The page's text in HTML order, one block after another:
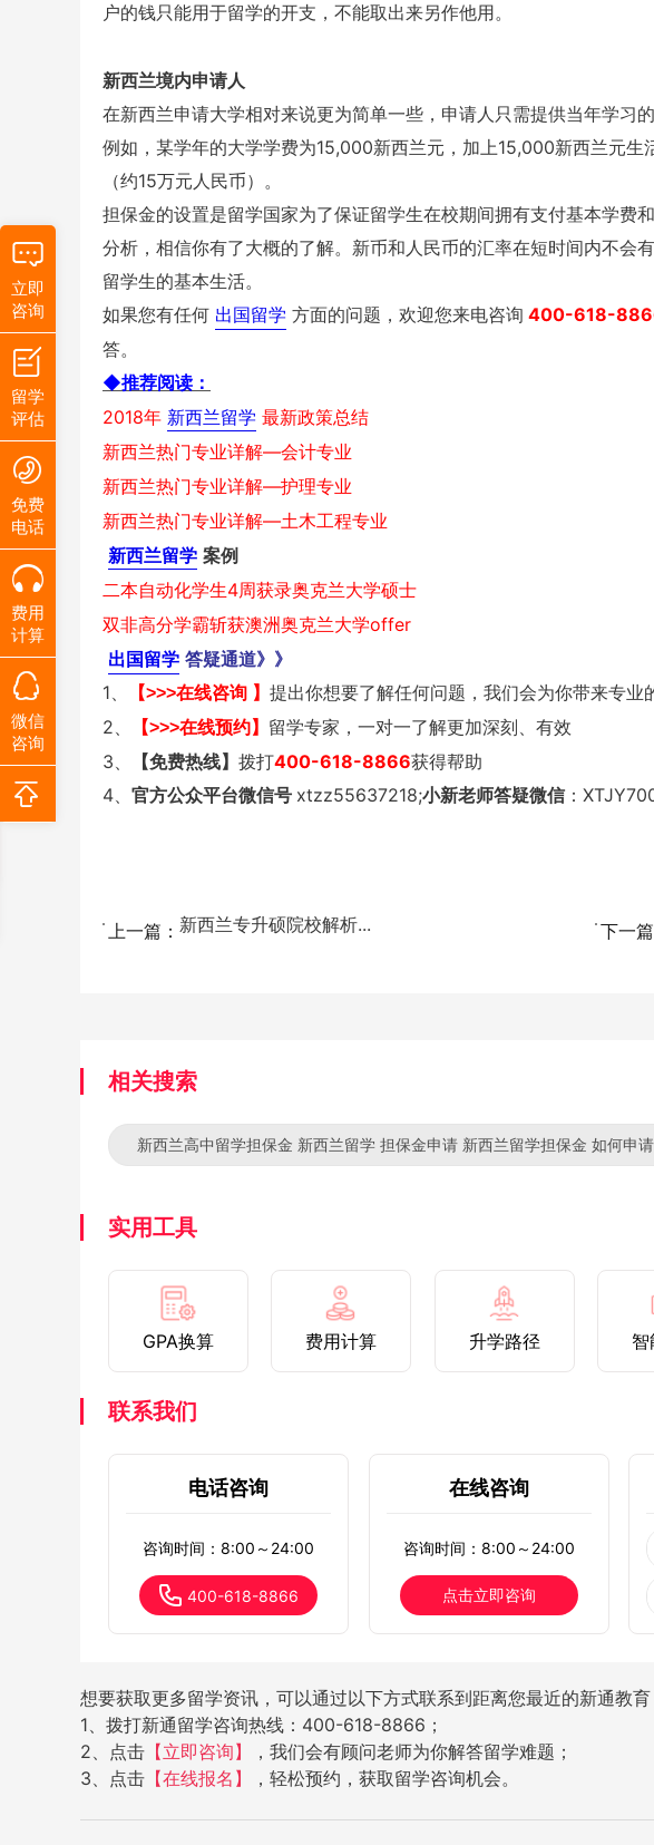
户的钱只能用于留学的开支，不能取出来另作他用。
新西兰境内申请人
在新西兰申请大学相对来说更为简单一些，申请人只需提供当年学习
例如，某学年的大学学费为15,000新西兰元，加上15,000新西兰元
（约15万元人民币）。
担保金的设置是留学国家为了保证留学生在校期间拥有支付基本学费
分析，相信你有了大概的了解。新币和人民币的汇率在短时间内不会
留学生的基本生活。
如果您有任何 出国留学 方面的问题，欢迎您来电咨询 400-618-
答。
◆推荐阅读：
2018年 新西兰留学 最新政策总结
新西兰热门专业详解—会计专业
新西兰热门专业详解—护理专业
新西兰热门专业详解—土木工程专业
新西兰留学 案例
二本自动化学生4周获录奥克兰大学硕士
双非高分学霸斩获澳洲奥克兰大学offer
出国留学 答疑通道》》
1、
【>>>在线咨询 】 提出你想要了解任何问题，我们会为你带来专业
2、
【>>>在线预约】 留学专家，一对一了解更加深刻、有效
3、
【免费热线】 拨打400-618-8866获得帮助
4、 官方公众平台微信号 xtzz55637218;小新老师答疑微信：
上一篇： 新西兰专升硕院校解析... 下一篇
相关搜索
新西兰高中留学担保金 新西兰留学 担保金申请 新西兰留学担保金 如何申
实用工具
GPA换算 费用计算 升学路径 智
联系我们
电话咨询
咨询时间：8:00～24:00
400-618-8866
在线咨询
咨询时间：8:00～24:00
点击立即咨询
想要获取更多留学资讯，可以通过以下方式联系到距离您最近的新通教育
1、拨打新通留学咨询热线：400-618-8866；
2、点击 【立即咨询】
，我们会有顾问老师为你解答留学难题；
3、点击 【在线报名】 ，轻松预约，获取留学咨询机会。
立即
咨询
留学
评估
免费
电话
费用
计算
微信
咨询